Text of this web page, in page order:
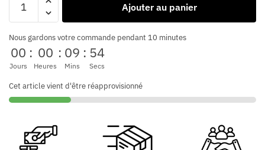
Ajouter au panier
Nous gardons votre commande pendant 10 minutes
00
Jours
: 00
Heures
: 09
Mins
: 54
Secs
Cet article vient d'être réapprovisionné